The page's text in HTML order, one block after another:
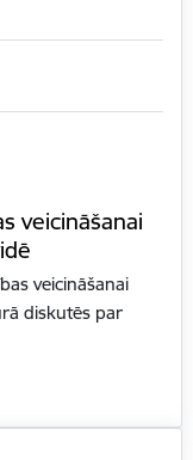
veicināšanai
veicināšanai
diskutēs par